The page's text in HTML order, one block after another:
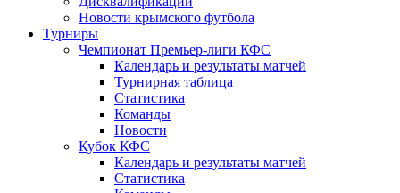
Новости крымского футбола
Турниры
Чемпионат Премьер-лиги КФС
Календарь и результаты матчей
Турнирная таблица
Статистика
Команды
Новости
Кубок КФС
Календарь и результаты матчей
Статистика